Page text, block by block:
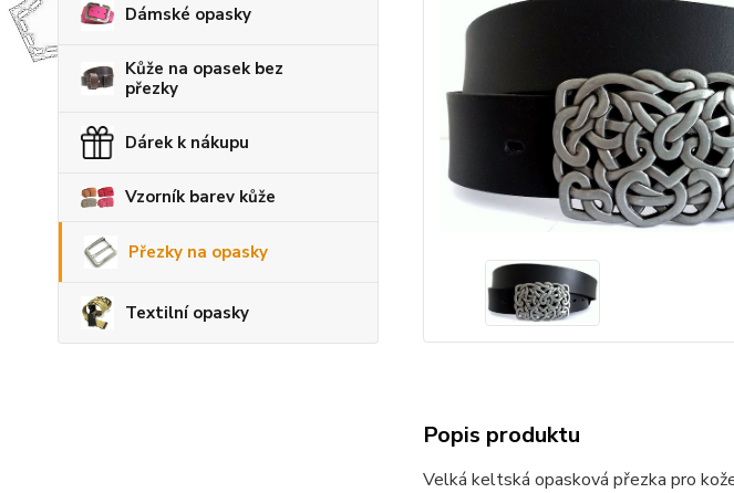
Dámské opasky
Kůže na opasek bez
přezky
Dárek k nákupu
Vzorník barev kůže
Přezky na opasky
Textilní opasky
Popis produktu
Velká keltská opasková přezka pro